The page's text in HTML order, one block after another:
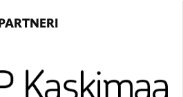
PARTNERI